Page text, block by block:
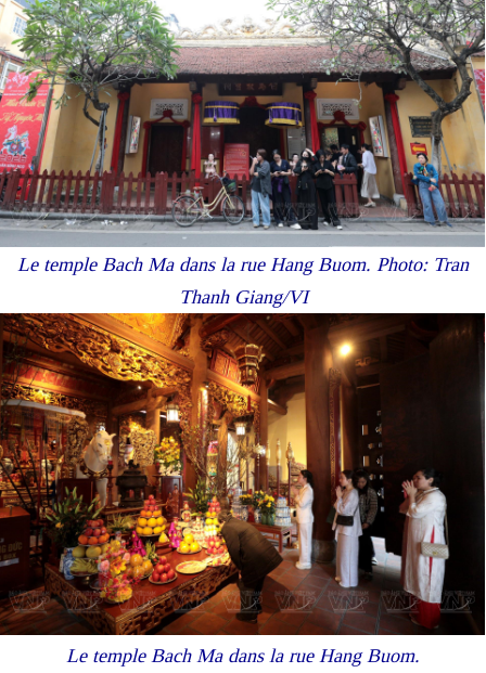
Le temple Bach Ma dans la rue Hang Buom. Photo: Tran
Thanh Giang/VI
Le temple Bach Ma dans la rue Hang Buom.